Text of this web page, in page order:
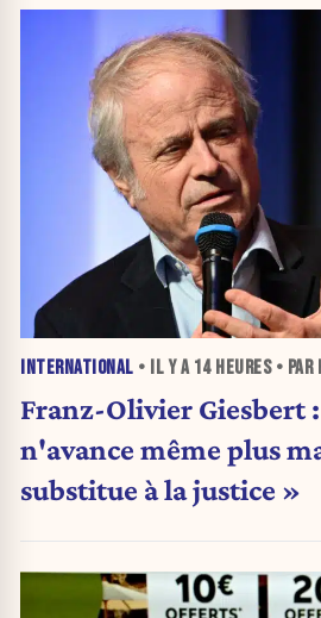
INTERNATIONAL • IL Y A 14 HEURES• PAR
Franz-Olivier Giesbert
n'avance même plus
substitue à la justice »